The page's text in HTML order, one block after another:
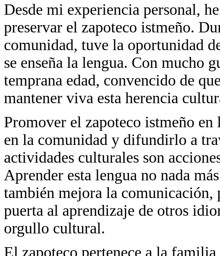
Desde mi experiencia personal,
preservar el zapoteco istmeño.
comunidad, tuve la oportunidad
se enseña la lengua. Con mucho
temprana edad, convencido de
mantener viva esta herencia
Promover el zapoteco istmeño
en la comunidad y difundirlo a
actividades culturales son
Aprender esta lengua no nada
también mejora la comunicación,
puerta al aprendizaje de otros
orgullo cultural.
El zapoteco pertenece a la